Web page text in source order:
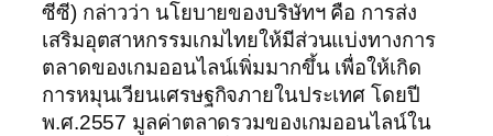
ซีซี) กล่าวว่า นโยบายของบริษัทฯ คือ การส่ง
เสริมอุตสาหกรรมเกมไทยให้มีส่วนแบ่งทางการ
ตลาดของเกมออนไลน์เพิ่มมากขึ้น เพื่อให้เกิด
การหมุนเวียนเศรษฐกิจภายในประเทศ โดยปี
พ.ศ.2557 มูลค่าตลาดรวมของเกมออนไลน์ใน